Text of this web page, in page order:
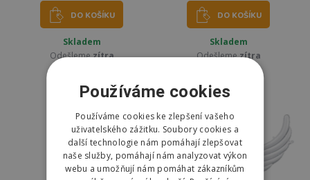
DO KOŠÍKU
Skladem
Odešlemezítra
DO KOŠÍKU
Skladem
Odešlemezítra
Používáme cookies
Používáme cookies ke zlepšení vašeho
uživatelského zážitku. Soubory cookies a
další technologie nám pomáhají zlepšovat
naše služby, pomáhají nám analyzovat výkon
webu a umožňují nám pomáhat zákazníkům